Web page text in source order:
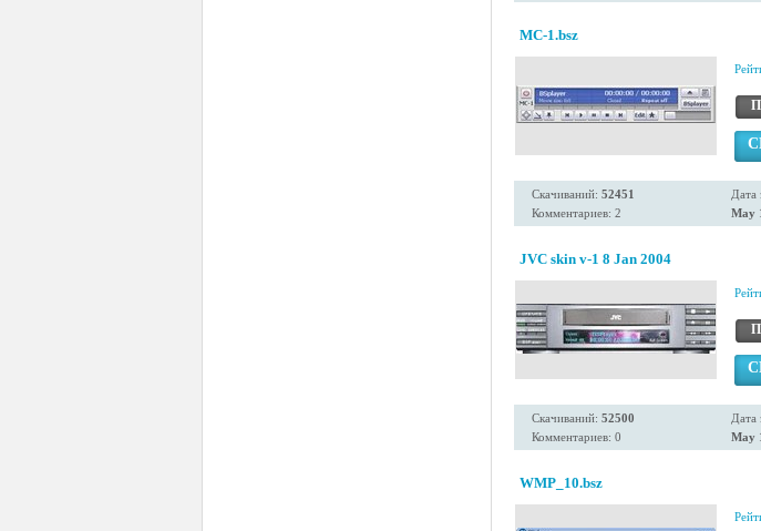
MC-1.bsz
Скачиваний: 52451
Комментариев: 2
Дата
May
JVC skin v-1 8 Jan 2004
Скачиваний: 52500
Комментариев: 0
Дата
May
WMP_10.bsz